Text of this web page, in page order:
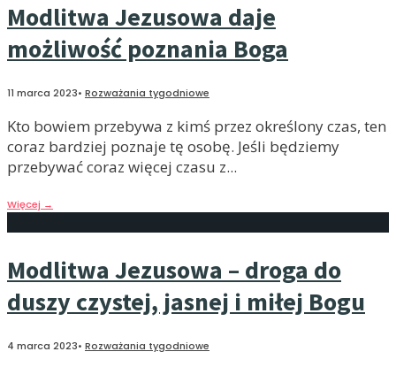
Modlitwa Jezusowa daje
możliwość poznania Boga
11 marca 2023• Rozważania tygodniowe
Kto bowiem przebywa z kimś przez określony czas, ten
coraz bardziej poznaje tę osobę. Jeśli będziemy
przebywać coraz więcej czasu z...
Więcej →
Modlitwa Jezusowa – droga do
duszy czystej, jasnej i miłej Bogu
4 marca 2023• Rozważania tygodniowe